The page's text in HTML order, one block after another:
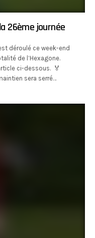
26ème journée
déroulé ce week-end
de l’Hexagone.
ci-dessous. 🏅
sera serré…